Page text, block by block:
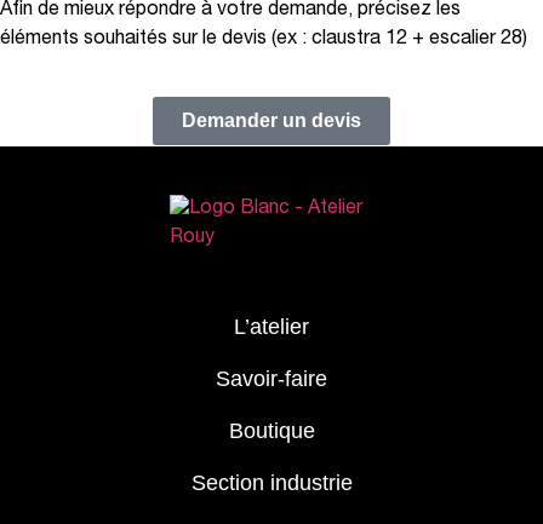
Afin de mieux répondre à votre demande, précisez les
éléments souhaités sur le devis (ex : claustra 12 + escalier 28)
Demander un devis
L’atelier
Savoir-faire
Boutique
Section industrie